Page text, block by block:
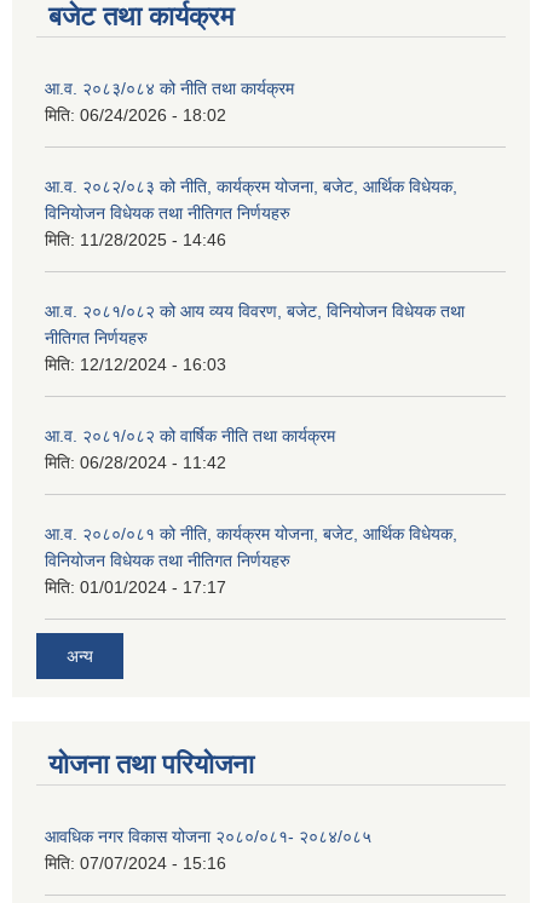
बजेट तथा कार्यक्रम
आ.व. २०८३/०८४ को नीति तथा कार्यक्रम
मिति: 06/24/2026 - 18:02
आ.व. २०८२/०८३ को नीति, कार्यक्रम योजना, बजेट, आर्थिक विधेयक,
विनियोजन विधेयक तथा नीतिगत निर्णयहरु
मिति: 11/28/2025 - 14:46
आ.व. २०८१/०८२ को आय व्यय विवरण, बजेट, विनियोजन विधेयक तथा
नीतिगत निर्णयहरु
मिति: 12/12/2024 - 16:03
आ.व. २०८१/०८२ को वार्षिक नीति तथा कार्यक्रम
मिति: 06/28/2024 - 11:42
आ.व. २०८०/०८१ को नीति, कार्यक्रम योजना, बजेट, आर्थिक विधेयक,
विनियोजन विधेयक तथा नीतिगत निर्णयहरु
मिति: 01/01/2024 - 17:17
अन्य
योजना तथा परियोजना
आवधिक नगर विकास योजना २०८०/०८१- २०८४/०८५
मिति: 07/07/2024 - 15:16